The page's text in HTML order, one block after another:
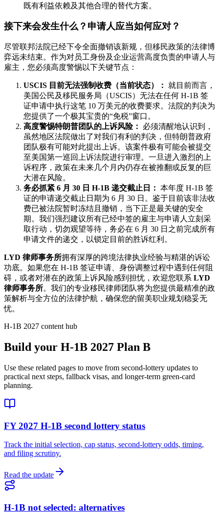
既有利益依赖及其他合理的替代方案。
接下来会发生什么？申请人应当如何应对？
尽管联邦法院已经下令全面撤销该新规，但移民政策的法律博
弈远未结束。作为对员工身份及企业运营高度负责的申请人与
雇主，您必须高度警惕以下关键节点：
USCIS 目前无法强制收费（当前状态）：
就目前而言，
美国公民及移民服务局（USCIS）无法在任何 H-1B 签
证申请中执行这笔 10 万美元的收费要求。法院的判决为
您提供了一个极其宝贵的“免税”窗口。
高度警惕特朗普团队的上诉风险：
必须清醒地认识到，
虽然地区法院做出了对我们有利的判决，但特朗普政府
团队极有可能对此提出上诉。该案件极有可能会被提交
至美国第一巡回上诉法院进行审理。一旦进入激烈的上
诉程序，政策在未来几个月内仍存在被推翻或反复的巨
大潜在风险。
务必抓紧 6 月 30 日 H-1B 递交截止日： 本年度 H-1B 签
证的申请递交截止日期为 6 月 30 日。鉴于目前该非法收
费已被法院暂时冻结且撤销，当下正是最关键的安全
期。我们强烈建议所有已经中签的雇主与申请人立刻采
取行动，切勿观望等待，务必在 6 月 30 日之前完成所有
申请文件的递交，以锁定目前的胜诉红利。
LYD 律师事务所拥有深厚的跨境法律执业经验与精湛的诉讼
功底。如果您在 H-1B 签证申请、身份调整过程中遇到任何阻
碍，或者对潜在的政策上诉风险感到担忧，欢迎您联系 LYD
律师事务所。我们的专业移民律师团队将为您提供最精准的政
策解析与全方位的法律护航，确保您的留美职业规划稳妥无
忧。
H-1B 2027 content hub
Build your H-1B 2027 Plan B
Use these related pages to move from second-lottery updates to
practical next steps, fallback visas, and longer-term green-card
planning.
FY 2027 H-1B second lottery status
Track the initial selection, cap status, second-lottery odds, timing,
and filing scrutiny.
Read the update
H-1B not selected: alternatives